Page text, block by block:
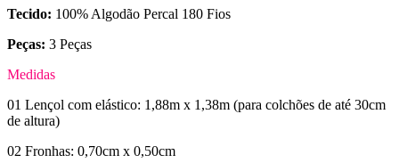
Tecido: 100% Algodão Percal 180 Fios
Peças: 3 Peças
Medidas
01 Lençol com elástico: 1,88m x 1,38m (para colchões de até 30cm
de altura)
02 Fronhas: 0,70cm x 0,50cm